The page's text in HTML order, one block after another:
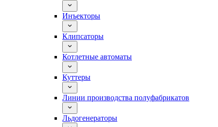
Инъекторы
Клипсаторы
Котлетные автоматы
Куттеры
Линии производства полуфабрикатов
Льдогенераторы